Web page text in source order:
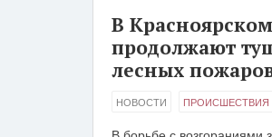
В
продолжают
лесных
НОВОСТИ ПРОИСШЕСТВИЯ